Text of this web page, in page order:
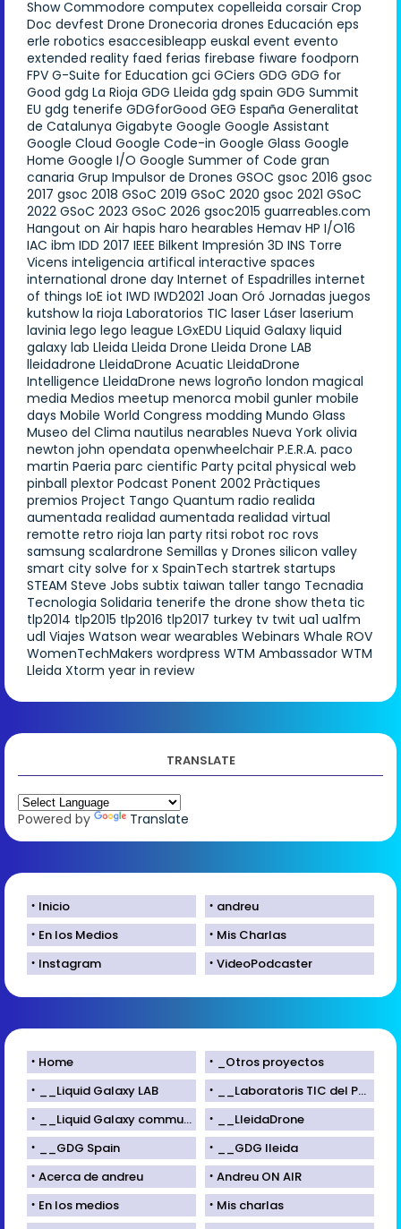
Show Commodore computex copelleida corsair Crop
Doc devfest Drone Dronecoria drones Educación eps
erle robotics esaccesibleapp euskal event evento
extended reality faed ferias firebase fiware foodporn
FPV G-Suite for Education gci GCiers GDG GDG for
Good gdg La Rioja GDG Lleida gdg spain GDG Summit
EU gdg tenerife GDGforGood GEG España Generalitat
de Catalunya Gigabyte Google Google Assistant
Google Cloud Google Code-in Google Glass Google
Home Google I/O Google Summer of Code gran
canaria Grup Impulsor de Drones GSOC gsoc 2016 gsoc
2017 gsoc 2018 GSoC 2019 GSoC 2020 gsoc 2021 GSoC
2022 GSoC 2023 GSoC 2026 gsoc2015 guarreables.com
Hangout on Air hapis haro hearables Hemav HP I/O16
IAC ibm IDD 2017 IEEE Bilkent Impresión 3D INS Torre
Vicens inteligencia artifical interactive spaces
international drone day Internet of Espadrilles internet
of things IoE iot IWD IWD2021 Joan Oró Jornadas juegos
kutshow la rioja Laboratorios TIC laser Láser laserium
lavinia lego lego league LGxEDU Liquid Galaxy liquid
galaxy lab Lleida Lleida Drone Lleida Drone LAB
lleidadrone LleidaDrone Acuatic LleidaDrone
Intelligence LleidaDrone news logroño london magical
media Medios meetup menorca mobil gunler mobile
days Mobile World Congress modding Mundo Glass
Museo del Clima nautilus nearables Nueva York olivia
newton john opendata openwheelchair P.E.R.A. paco
martin Paeria parc cientific Party pcital physical web
pinball plextor Podcast Ponent 2002 Pràctiques
premios Project Tango Quantum radio realida
aumentada realidad aumentada realidad virtual
remotte retro rioja lan party ritsi robot roc rovs
samsung scalardrone Semillas y Drones silicon valley
smart city solve for x SpainTech startrek startups
STEAM Steve Jobs subtix taiwan taller tango Tecnadia
Tecnologia Solidaria tenerife the drone show theta tic
tlp2014 tlp2015 tlp2016 tlp2017 turkey tv twit ua1 ua1fm
udl Viajes Watson wear wearables Webinars Whale ROV
WomenTechMakers wordpress WTM Ambassador WTM
Lleida Xtorm year in review
TRANSLATE
Powered by Translate
Inicio
andreu
En los Medios
Mis Charlas
Instagram
VideoPodcaster
Home
_Otros proyectos
__Liquid Galaxy LAB
__Laboratoris TIC del Parc Científic de Lleida
__Liquid Galaxy community
__LleidaDrone
__GDG Spain
__GDG lleida
Acerca de andreu
Andreu ON AIR
En los medios
Mis charlas